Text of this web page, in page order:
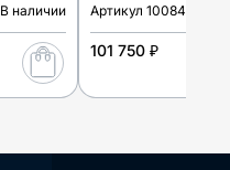
В наличии Артикул 100848
101 750 ₽